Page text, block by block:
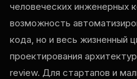
человеческих инженерных
возможность
кода, но и весь жизненный
проектирования
review. Для стартапов и